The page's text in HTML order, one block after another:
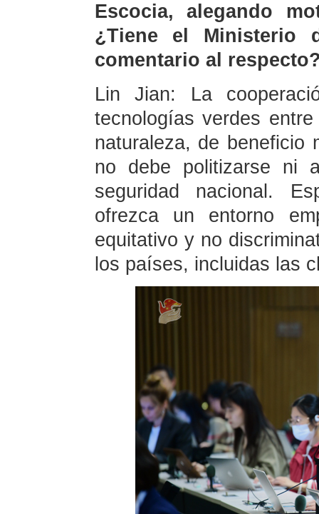
Escocia, alegando
¿Tiene el Ministerio
comentario al
Lin Jian: La
tecnologías verdes
naturaleza, de beneficio
no debe politizarse ni
seguridad nacional.
ofrezca un entorno
equitativo y no
los países, incluidas las